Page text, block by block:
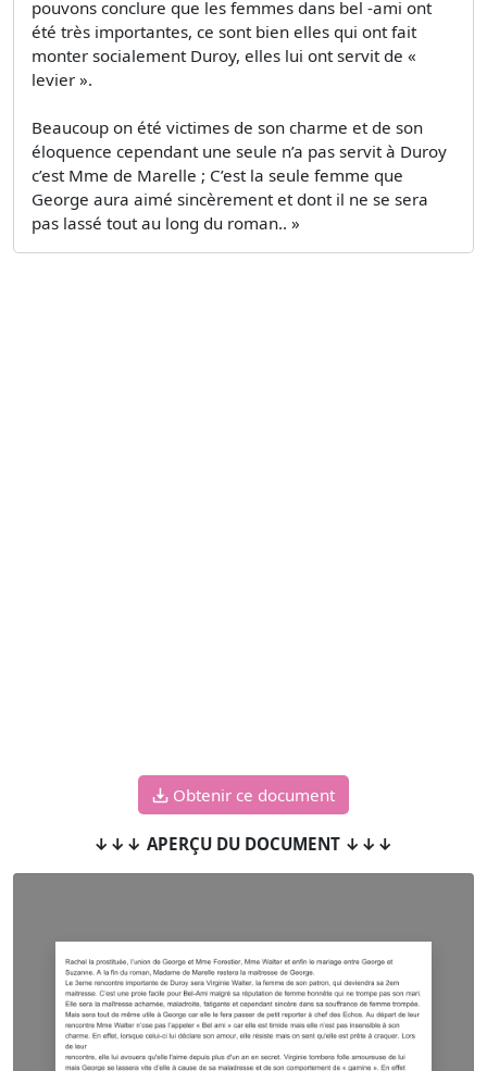
pouvons conclure que les femmes dans bel -ami ont
été très importantes, ce sont bien elles qui ont fait
monter socialement Duroy, elles lui ont servit de «
levier ».
Beaucoup on été victimes de son charme et de son
éloquence cependant une seule n’a pas servit à Duroy
c’est Mme de Marelle ; C’est la seule femme que
George aura aimé sincèrement et dont il ne se sera
pas lassé tout au long du roman.. »
Obtenir ce document
↓↓↓ APERÇU DU DOCUMENT ↓↓↓